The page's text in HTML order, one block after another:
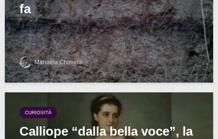
fa
Manuela Chimera
CURIOSITÀ
Calliope “dalla bella voce”, la